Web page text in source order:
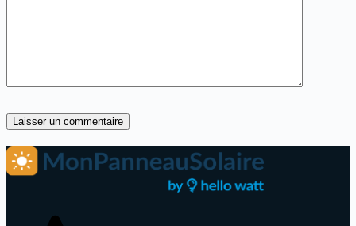
Laisser un commentaire